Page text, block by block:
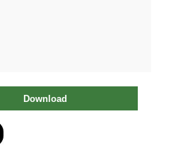
Download